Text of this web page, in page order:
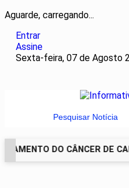
Aguarde, carregando...
Entrar
Assine
Sexta-feira, 07 de Agosto
Pesquisar Notícia
DO CÂNCER DE